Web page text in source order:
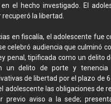
el hecho investigado. El
la libertad.
en fiscalía, el adolescente fue
celebró audiencia que culminó
penal, tipificada como un delito
un delito de porte y
de libertad por el plazo de
adolescente las obligaciones de
previo aviso a la sede;